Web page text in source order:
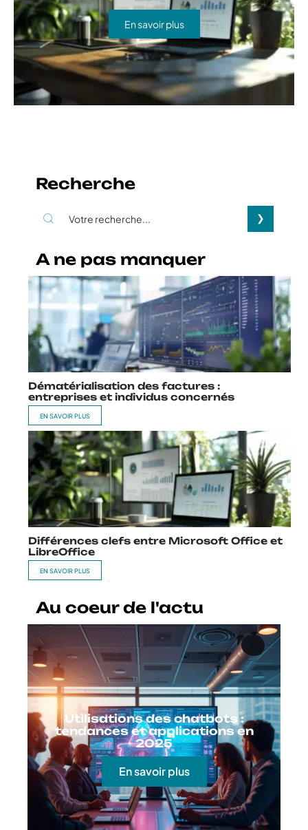
En savoir plus
Recherche
A ne pas manquer
Dématérialisation des factures :
entreprises et individus concernés
EN SAVOIR PLUS
Différences clefs entre Microsoft Office et
LibreOffice
EN SAVOIR PLUS
Au coeur de l'actu
Utilisations des chatbots :
tendances et applications en
2025
En savoir plus